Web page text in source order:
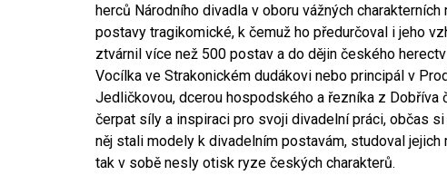
herců Národního divadla v oboru vážných
postavy tragikomické, k čemuž ho předurčoval i jeho
ztvárnil více než 500 postav a do dějin českého
Vocílka ve Strakonickém dudákovi nebo principál v
Jedličkovou, dcerou hospodského a řezníka z Dobříva
čerpat síly a inspiraci pro svoji divadelní práci, občas
něj stali modely k divadelním postavám, studoval
tak v sobě nesly otisk ryze českých charakterů.